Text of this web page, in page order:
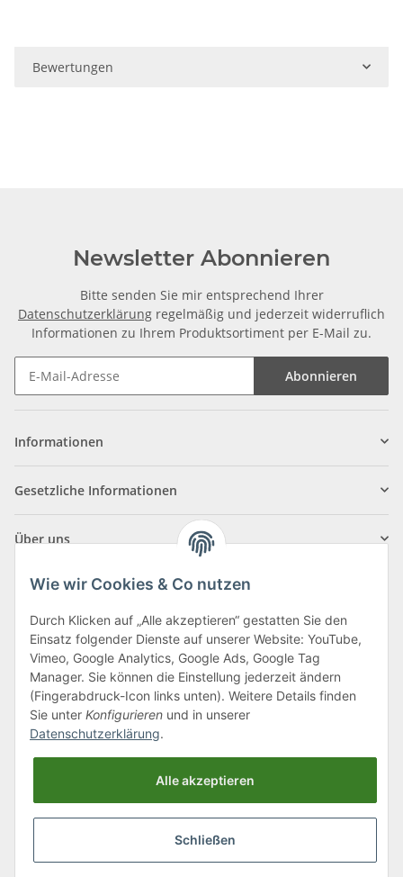
Bewertungen
Newsletter Abonnieren
Bitte senden Sie mir entsprechend Ihrer
Datenschutzerklärung regelmäßig und jederzeit widerruflich
Informationen zu Ihrem Produktsortiment per E-Mail zu.
Abonnieren
Informationen
Gesetzliche Informationen
Über uns
Klagenfurter Straße 29
9556 Liebenfels
Montag bis Donnerstag: 8:00 bis 16:30 Uhr
Freitag: 8:00 bis 12:00 Uhr
Tel.:0043 (0) 4262 50900
office@cncshop.at
Wie wir Cookies & Co nutzen
Durch Klicken auf „Alle akzeptieren“ gestatten Sie den
Einsatz folgender Dienste auf unserer Website: YouTube,
Vimeo, Google Analytics, Google Ads, Google Tag
Manager. Sie können die Einstellung jederzeit ändern
(Fingerabdruck-Icon links unten). Weitere Details finden
Sie unter Konfigurieren und in unserer
Datenschutzerklärung.
Alle akzeptieren
Schließen